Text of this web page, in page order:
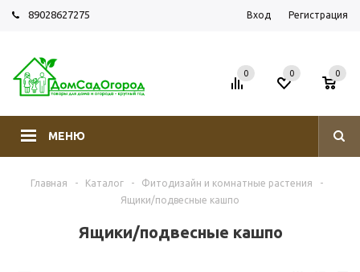
89028627275 Вход Регистрация
МЕНЮ
0 0 0
Главная - Каталог - Фитодизайн и комнатные растения
-
Ящики/подвесные кашпо
Ящики/подвесные кашпо